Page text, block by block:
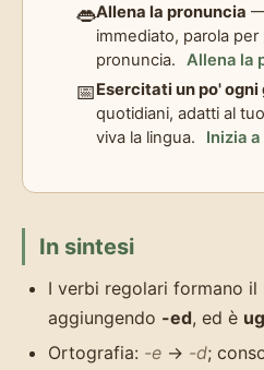
👄Allena la pronuncia —
immediato, parola per
pronuncia.
Allena la
📅Esercitati un po' ogni
quotidiani, adatti al
viva la lingua.
Inizia
In sintesi
I verbi regolari formano il
aggiungendo -ed, ed è
Ortografia: -e → -d;